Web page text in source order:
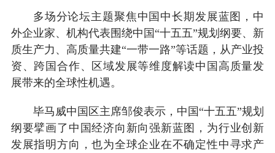
多场分论坛主题聚焦中国中长期发展蓝图，中
外企业家、机构代表围绕中国“十五五”规划纲要、新
质生产力、高质量共建“一带一路”等话题，从产业投
资、跨国合作、区域发展等维度解读中国高质量发
展带来的全球性机遇。
毕马威中国区主席邹俊表示，中国“十五五”规划
纲要擘画了中国经济向新向强新蓝图，为行业创新
发展指明方向，也为全球企业在不确定性中寻求产